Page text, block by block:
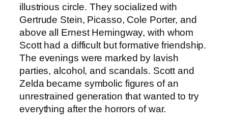
illustrious circle. They socialized with
Gertrude Stein, Picasso, Cole Porter, and
above all Ernest Hemingway, with whom
Scott had a difficult but formative friendship.
The evenings were marked by lavish
parties, alcohol, and scandals. Scott and
Zelda became symbolic figures of an
unrestrained generation that wanted to try
everything after the horrors of war.